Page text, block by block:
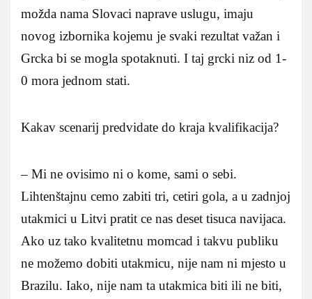
možda nama Slovaci naprave uslugu, imaju
novog izbornika kojemu je svaki rezultat važan i
Grcka bi se mogla spotaknuti. I taj grcki niz od 1-
0 mora jednom stati.
Kakav scenarij predvidate do kraja kvalifikacija?
– Mi ne ovisimo ni o kome, sami o sebi.
Lihtenštajnu cemo zabiti tri, cetiri gola, a u zadnjoj
utakmici u Litvi pratit ce nas deset tisuca navijaca.
Ako uz tako kvalitetnu momcad i takvu publiku
ne možemo dobiti utakmicu, nije nam ni mjesto u
Brazilu. Iako, nije nam ta utakmica biti ili ne biti,